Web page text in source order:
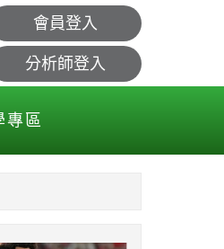
會員登入
分析師登入
專區